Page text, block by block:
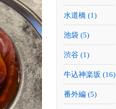
水道橋 (1)
池袋 (5)
渋谷 (1)
牛込神楽坂 (16)
番外編 (5)